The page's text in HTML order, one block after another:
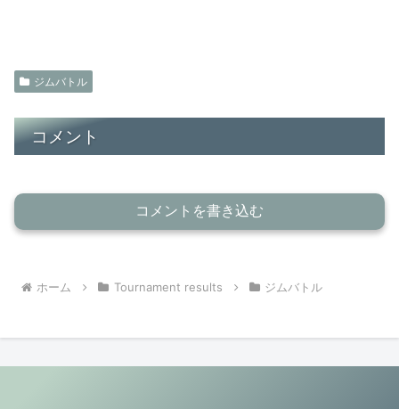
ジムバトル
コメント
コメントを書き込む
ホーム Tournament results ジムバトル